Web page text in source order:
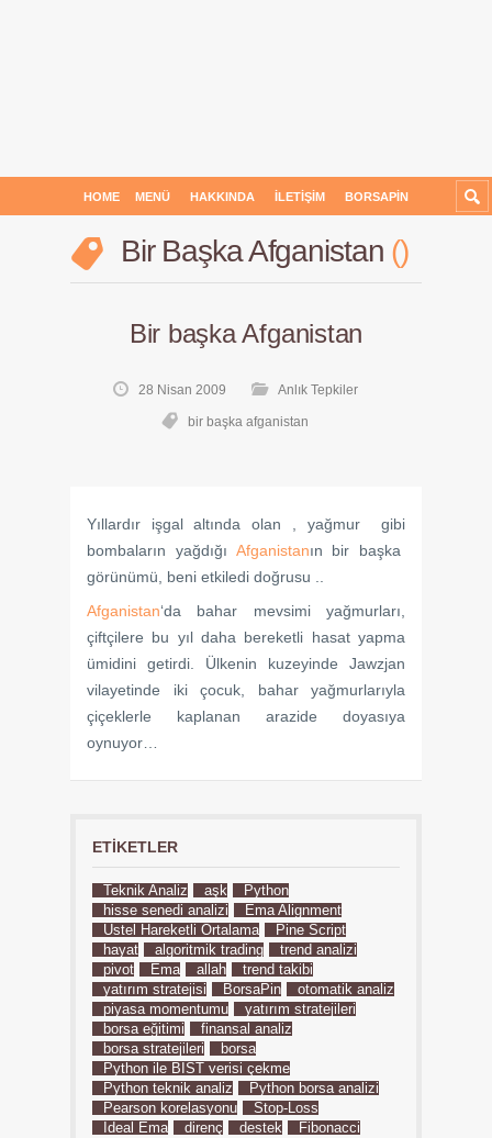
HOME MENÜ HAKKINDA İLETIŞIM BORSAPIN
Bir Başka Afganistan
Bir başka Afganistan
28 Nisan 2009 Anlık Tepkiler
bir başka afganistan
Yıllardır işgal altında olan , yağmur gibi
bombaların yağdığı Afganistanın bir başka
görünümü, beni etkiledi doğrusu ..
Afganistan‘da bahar mevsimi yağmurları,
çiftçilere bu yıl daha bereketli hasat yapma
ümidini getirdi. Ülkenin kuzeyinde Jawzjan
vilayetinde iki çocuk, bahar yağmurlarıyla
çiçeklerle kaplanan arazide doyasıya
oynuyor…
ETIKETLER
Teknik Analiz aşk
Python
hisse senedi analizi
Ema Alignment
Üstel Hareketli Ortalama
Pine Script
hayat
algoritmik trading
trend analizi
pivot
Ema allah
trend takibi
yatırım stratejisi
BorsaPin
otomatik analiz
piyasa momentumu
yatırım stratejileri
borsa eğitimi
finansal analiz
borsa stratejileri
borsa
Python ile BIST verisi çekme
Python teknik analiz
Python borsa analizi
Pearson korelasyonu
Stop-Loss
İdeal Ema
direnç destek
Fibonacci